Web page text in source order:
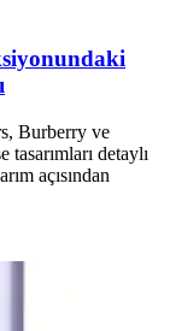
Burberry ve
detaylı
açısından